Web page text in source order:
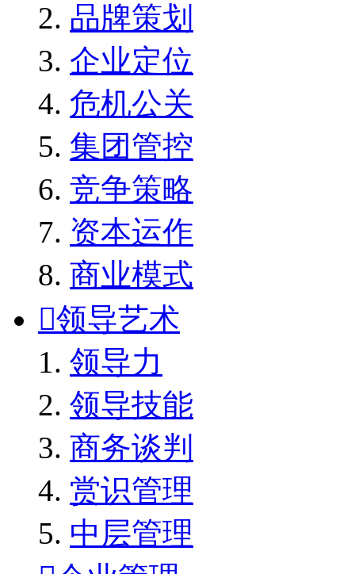
品牌策划
企业定位
危机公关
集团管控
竞争策略
资本运作
商业模式
领导艺术
领导力
领导技能
商务谈判
赏识管理
中层管理